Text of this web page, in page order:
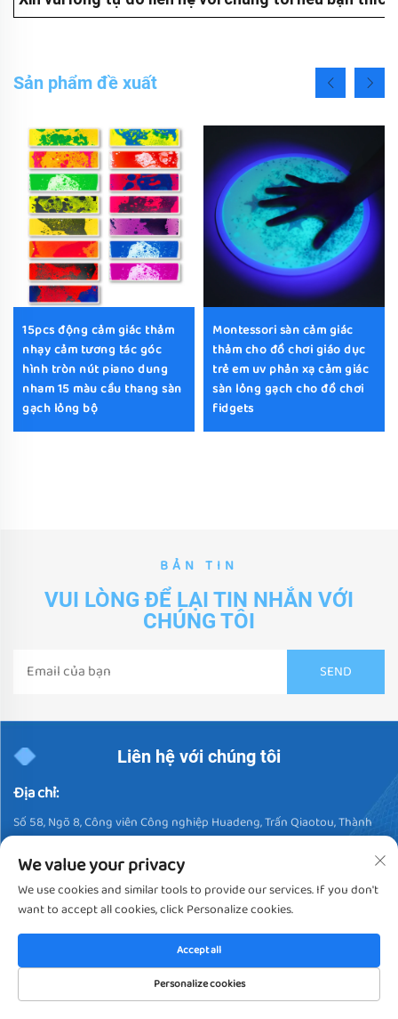
Sản phẩm đề xuất
15pcs động cảm giác thảm
nhạy cảm tương tác góc
hình tròn nút piano dung
nham 15 màu cầu thang sàn
gạch lỏng bộ
Montessori sàn cảm giác
thảm cho đồ chơi giáo dục
trẻ em uv phản xạ cảm giác
sàn lỏng gạch cho đồ chơi
fidgets
BẢN TIN
VUI LÒNG ĐỂ LẠI TIN NHẮN VỚI
CHÚNG TÔI
Liên hệ với chúng tôi
Địa chỉ:
Số 58, Ngõ 8, Công viên Công nghiệp Huadeng, Trấn Qiaotou, Thành
phố Dongguan, Tỉnh Quảng Đông, Trung Quốc
Điện thoại:
+86-17806230214
Email:
/ Contact E-maill:
We value your privacy
We use cookies and similar tools to provide our services. If you don't
want to accept all cookies, click Personalize cookies.
Personalize cookies
Accept all